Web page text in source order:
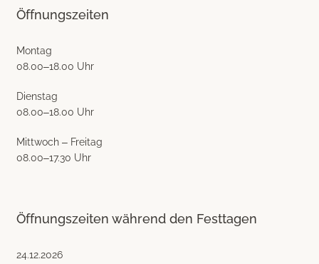
Öffnungszeiten
Montag
08.00–18.00 Uhr
Dienstag
08.00–18.00 Uhr
Mittwoch – Freitag
08.00–17.30 Uhr
Öffnungszeiten während den Festtagen
24.12.2026